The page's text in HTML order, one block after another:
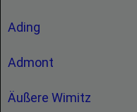
Ading
Admont
Äußere Wimitz